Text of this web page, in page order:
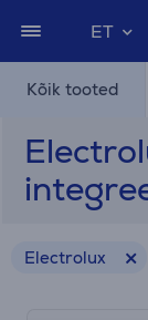
ET
Kõik tooted
Electrolux